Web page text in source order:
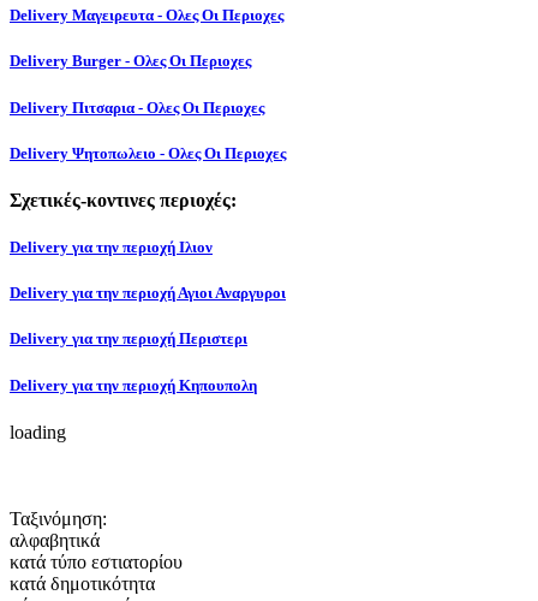
Delivery Μαγειρευτα - Ολες Οι Περιοχες
Delivery Burger - Ολες Οι Περιοχες
Delivery Πιτσαρια - Ολες Οι Περιοχες
Delivery Ψητοπωλειο - Ολες Οι Περιοχες
Σχετικές-κοντινες περιοχές:
Delivery για την περιοχή Ιλιον
Delivery για την περιοχή Αγιοι Αναργυροι
Delivery για την περιοχή Περιστερι
Delivery για την περιοχή Κηπουπολη
loading
Ταξινόμηση:
αλφαβητικά
κατά τύπο εστιατορίου
κατά δημοτικότητα